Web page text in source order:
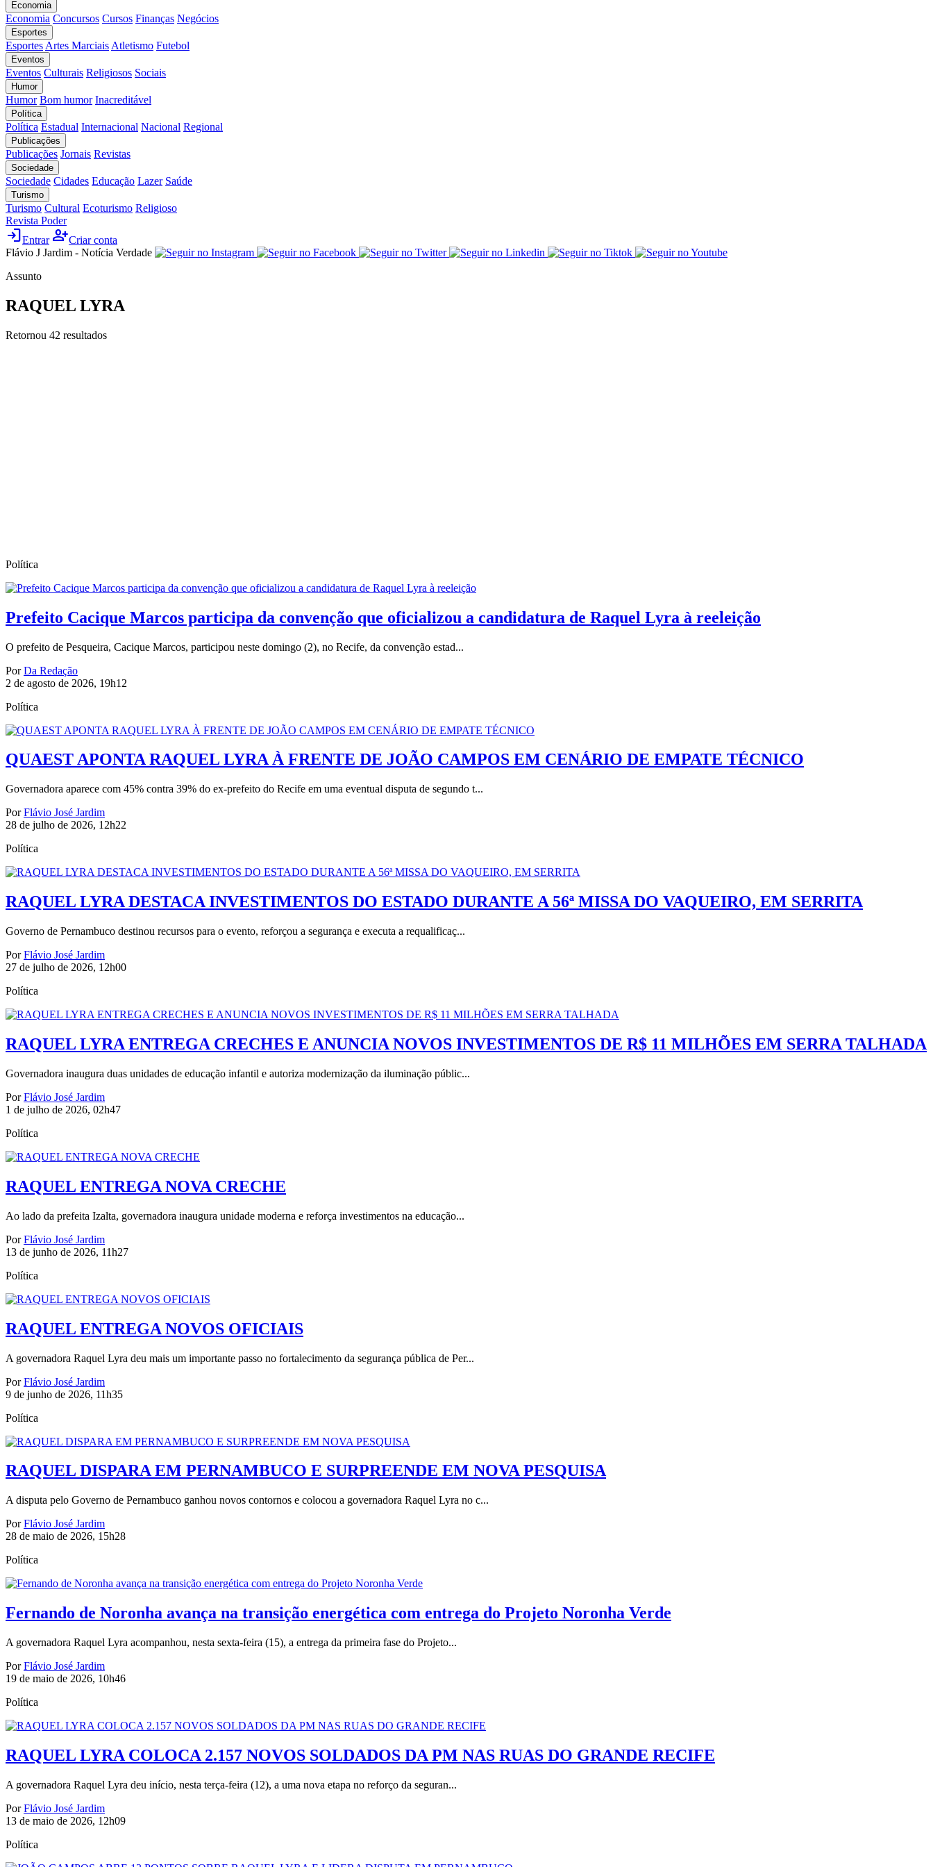
Economia
Economia Concursos Cursos Finanças Negócios
Esportes
Esportes Artes Marciais Atletismo Futebol
Eventos
Eventos Culturais Religiosos Sociais
Humor
Humor Bom humor Inacreditável
Política
Política Estadual Internacional Nacional Regional
Publicações
Publicações Jornais Revistas
Sociedade
Sociedade Cidades Educação Lazer Saúde
Turismo
Turismo Cultural Ecoturismo Religioso
Revista Poder
loginEntrar person_addCriar conta
Flávio J Jardim - Notícia Verdade
Assunto
RAQUEL LYRA
Retornou 42 resultados
Política
Prefeito Cacique Marcos participa da convenção que oficializou a candidatura de Raquel Lyra à reeleição
O prefeito de Pesqueira, Cacique Marcos, participou neste domingo (2), no Recife, da convenção estad...
PorDa Redação
2 de agosto de 2026, 19h12
Política
QUAEST APONTA RAQUEL LYRA À FRENTE DE JOÃO CAMPOS EM CENÁRIO DE EMPATE TÉCNICO
Governadora aparece com 45% contra 39% do ex-prefeito do Recife em uma eventual disputa de segundo t...
PorFlávio José Jardim
28 de julho de 2026, 12h22
Política
RAQUEL LYRA DESTACA INVESTIMENTOS DO ESTADO DURANTE A 56ª MISSA DO VAQUEIRO, EM SERRITA
Governo de Pernambuco destinou recursos para o evento, reforçou a segurança e executa a requalificaç...
PorFlávio José Jardim
27 de julho de 2026, 12h00
Política
RAQUEL LYRA ENTREGA CRECHES E ANUNCIA NOVOS INVESTIMENTOS DE R$ 11 MILHÕES EM SERRA TALHADA
Governadora inaugura duas unidades de educação infantil e autoriza modernização da iluminação públic...
PorFlávio José Jardim
1 de julho de 2026, 02h47
Política
RAQUEL ENTREGA NOVA CRECHE
Ao lado da prefeita Izalta, governadora inaugura unidade moderna e reforça investimentos na educação...
PorFlávio José Jardim
13 de junho de 2026, 11h27
Política
RAQUEL ENTREGA NOVOS OFICIAIS
A governadora Raquel Lyra deu mais um importante passo no fortalecimento da segurança pública de Per...
PorFlávio José Jardim
9 de junho de 2026, 11h35
Política
RAQUEL DISPARA EM PERNAMBUCO E SURPREENDE EM NOVA PESQUISA
A disputa pelo Governo de Pernambuco ganhou novos contornos e colocou a governadora Raquel Lyra no c...
PorFlávio José Jardim
28 de maio de 2026, 15h28
Política
Fernando de Noronha avança na transição energética com entrega do Projeto Noronha Verde
A governadora Raquel Lyra acompanhou, nesta sexta-feira (15), a entrega da primeira fase do Projeto...
PorFlávio José Jardim
19 de maio de 2026, 10h46
Política
RAQUEL LYRA COLOCA 2.157 NOVOS SOLDADOS DA PM NAS RUAS DO GRANDE RECIFE
A governadora Raquel Lyra deu início, nesta terça-feira (12), a uma nova etapa no reforço da seguran...
PorFlávio José Jardim
13 de maio de 2026, 12h09
Política